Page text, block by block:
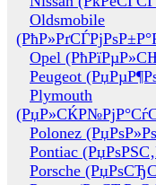
Oldsmobile
Opel
Peugeot
Plymouth
Polonez
Pontiac
Porsche